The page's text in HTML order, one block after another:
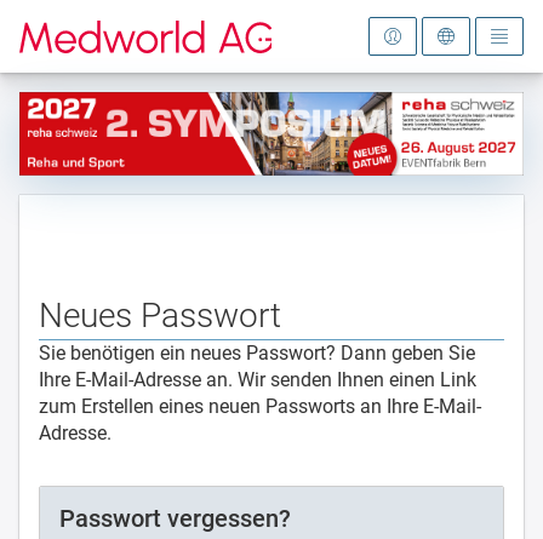
Zur Startseite
Neues Passwort
Sie benötigen ein neues Passwort? Dann geben Sie
Ihre E-Mail-Adresse an. Wir senden Ihnen einen Link
zum Erstellen eines neuen Passworts an Ihre E-Mail-
Adresse.
Passwort vergessen?